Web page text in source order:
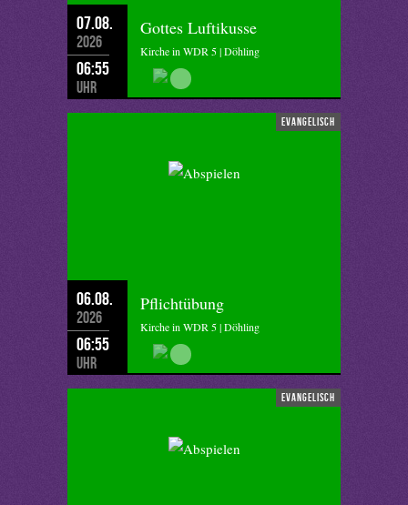
07.08.
2026
06:55
Uhr
Gottes Luftikusse
Kirche in WDR 5 | Döhling
evangelisch
06.08.
2026
06:55
Uhr
Pflichtübung
Kirche in WDR 5 | Döhling
evangelisch